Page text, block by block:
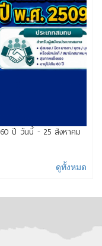
ปี วันนี้ - 25 สิงหาคม
ดูทั้งหมด